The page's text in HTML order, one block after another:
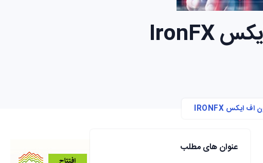
عنوان های مطلب